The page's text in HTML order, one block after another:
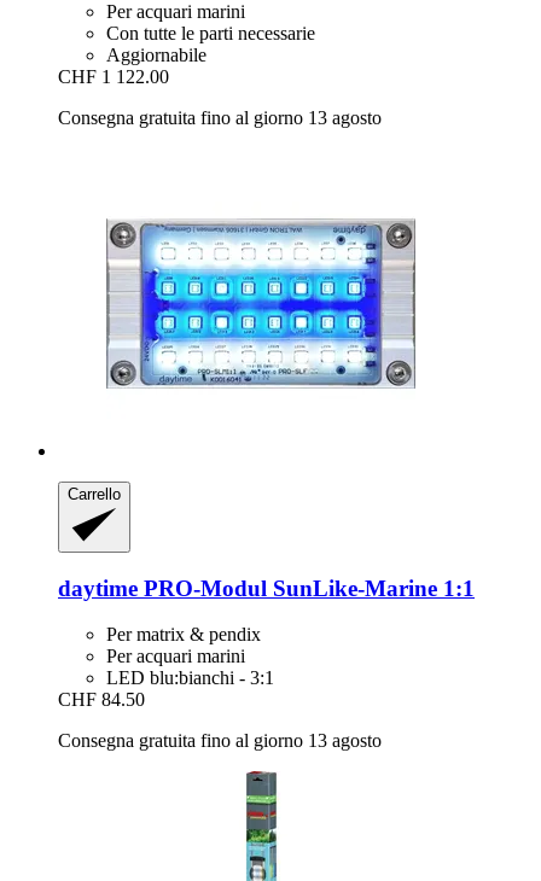
Per acquari marini
Con tutte le parti necessarie
Aggiornabile
CHF 1 122.00
Consegna gratuita fino al giorno 13 agosto
Carrello
daytime PRO-​Modul SunLike-​Marine 1:1
Per matrix & pendix
Per acquari marini
LED blu:bianchi - 3:1
CHF 84.50
Consegna gratuita fino al giorno 13 agosto